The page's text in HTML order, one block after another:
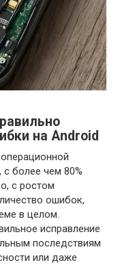
на Android
более чем 80%
с ростом
ошибок,
в целом.
исправление
последствиям
или даже